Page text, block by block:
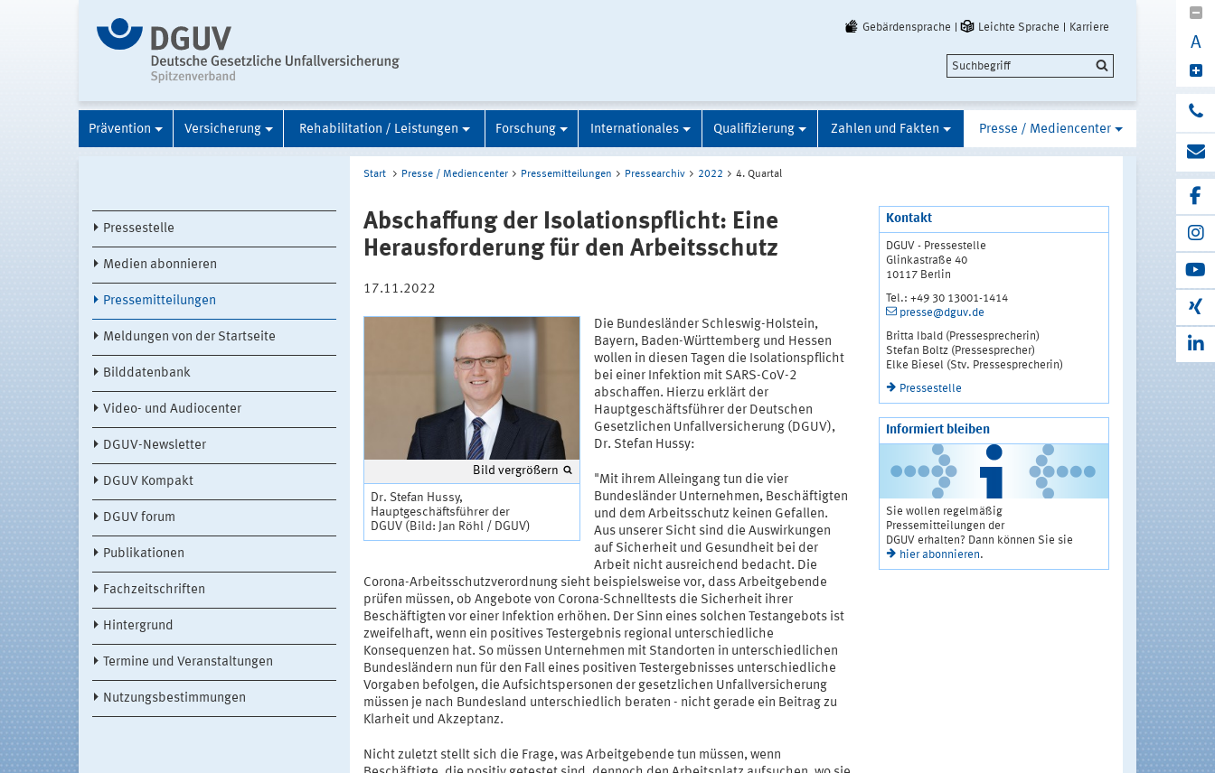
Gebärdensprache Leichte Sprache Karriere
A
Prävention Versicherung Rehabilitation / Leistungen Forschung Internationales Qualifizierung Zahlen und Fakten Presse / Mediencenter
Pressestelle
Medien abonnieren
Pressemitteilungen
Meldungen von der Startseite
Bilddatenbank
Video- und Audiocenter
DGUV-Newsletter
DGUV Kompakt
DGUV forum
Publikationen
Fachzeitschriften
Hintergrund
Termine und Veranstaltungen
Nutzungsbestimmungen
Start Presse / Mediencenter Pressemitteilungen Pressearchiv 2022 4. Quartal
Abschaffung der Isolationspflicht: Eine
Herausforderung für den Arbeitsschutz
17.11.2022
Bild vergrößern
Dr. Stefan Hussy,
Hauptgeschäftsführer der
DGUV (Bild: Jan Röhl / DGUV)
Die Bundesländer Schleswig-Holstein,
Bayern, Baden-Württemberg und Hessen
wollen in diesen Tagen die Isolationspflicht
bei einer Infektion mit SARS-CoV-2
abschaffen. Hierzu erklärt der
Hauptgeschäftsführer der Deutschen
Gesetzlichen Unfallversicherung (DGUV),
Dr. Stefan Hussy:
"Mit ihrem Alleingang tun die vier
Bundesländer Unternehmen, Beschäftigten
und dem Arbeitsschutz keinen Gefallen.
Aus unserer Sicht sind die Auswirkungen
auf Sicherheit und Gesundheit bei der
Arbeit nicht ausreichend bedacht. Die
Corona-Arbeitsschutzverordnung sieht beispielsweise vor, dass Arbeitgebende
prüfen müssen, ob Angebote von Corona-Schnelltests die Sicherheit ihrer
Beschäftigten vor einer Infektion erhöhen. Der Sinn eines solchen Testangebots ist
zweifelhaft, wenn ein positives Testergebnis regional unterschiedliche
Konsequenzen hat. So müssen Unternehmen mit Standorten in unterschiedlichen
Bundesländern nun für den Fall eines positiven Testergebnisses unterschiedliche
Vorgaben befolgen, die Aufsichtspersonen der gesetzlichen Unfallversicherung
müssen je nach Bundesland unterschiedlich beraten - nicht gerade ein Beitrag zu
Klarheit und Akzeptanz.
Nicht zuletzt stellt sich die Frage, was Arbeitgebende tun müssen, wenn
Kontakt
DGUV - Pressestelle
Glinkastraße 40
10117 Berlin
Tel.: +49 30 13001-1414
presse@dguv.de
Britta Ibald (Pressesprecherin)
Stefan Boltz (Pressesprecher)
Elke Biesel (Stv. Pressesprecherin)
Pressestelle
Informiert bleiben
Sie wollen regelmäßig
Pressemitteilungen der
DGUV erhalten? Dann können Sie sie
hier abonnieren.